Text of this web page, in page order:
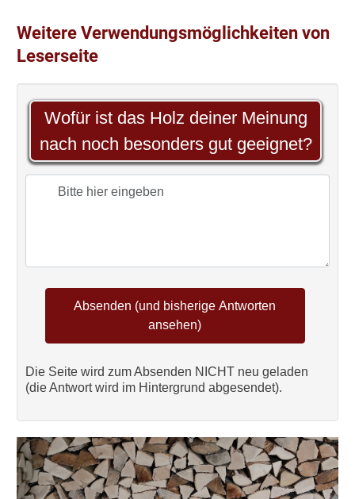
Weitere Verwendungsmöglichkeiten von
Leserseite
Wofür ist das Holz deiner Meinung
nach noch besonders gut geeignet?
Die Seite wird zum Absenden NICHT neu geladen
(die Antwort wird im Hintergrund abgesendet).